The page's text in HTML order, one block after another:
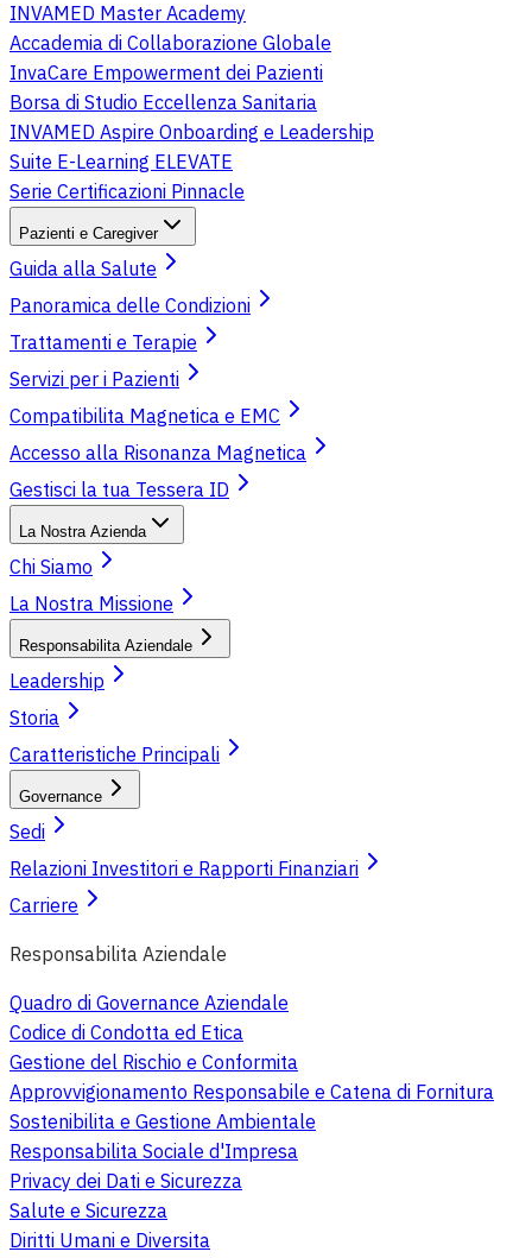
INVAMED Master Academy
Accademia di Collaborazione Globale
InvaCare Empowerment dei Pazienti
Borsa di Studio Eccellenza Sanitaria
INVAMED Aspire Onboarding e Leadership
Suite E-Learning ELEVATE
Serie Certificazioni Pinnacle
Pazienti e Caregiver
Guida alla Salute
Panoramica delle Condizioni
Trattamenti e Terapie
Servizi per i Pazienti
Compatibilita Magnetica e EMC
Accesso alla Risonanza Magnetica
Gestisci la tua Tessera ID
La Nostra Azienda
Chi Siamo
La Nostra Missione
Responsabilita Aziendale
Leadership
Storia
Caratteristiche Principali
Governance
Sedi
Relazioni Investitori e Rapporti Finanziari
Carriere
Responsabilita Aziendale
Quadro di Governance Aziendale
Codice di Condotta ed Etica
Gestione del Rischio e Conformita
Approvvigionamento Responsabile e Catena di Fornitura
Sostenibilita e Gestione Ambientale
Responsabilita Sociale d'Impresa
Privacy dei Dati e Sicurezza
Salute e Sicurezza
Diritti Umani e Diversita